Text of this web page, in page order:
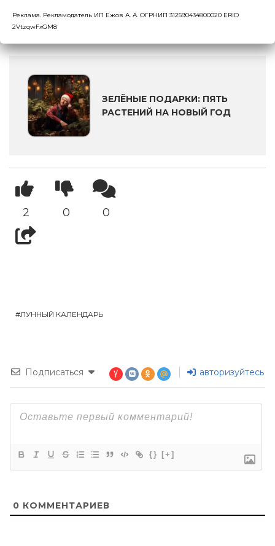
ЧИТАЙТЕ ТАКЖЕ:
ЗЕЛЁНЫЕ ПОДАРКИ: ПЯТЬ
РАСТЕНИЙ НА НОВЫЙ ГОД
2 0 0
ЛУННЫЙ КАЛЕНДАРЬ
Подписаться авторизуйтесь
{} [+]
0 КОММЕНТАРИЕВ
Реклама. Рекламодатель ИП Ежов А. А. ОГРНИП 312590434800020 ERID
2VtzqwFxGM8